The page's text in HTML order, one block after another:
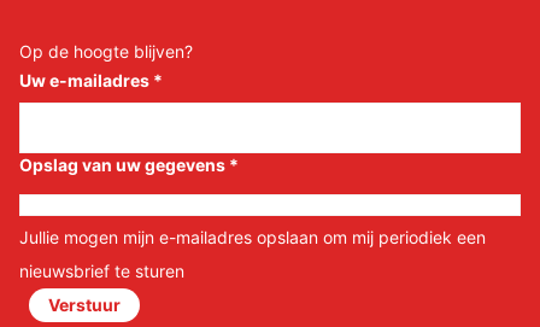
Op de hoogte blijven?
Uw e-mailadres *
Opslag van uw gegevens *
Jullie mogen mijn e-mailadres opslaan om mij periodiek een
nieuwsbrief te sturen
Verstuur